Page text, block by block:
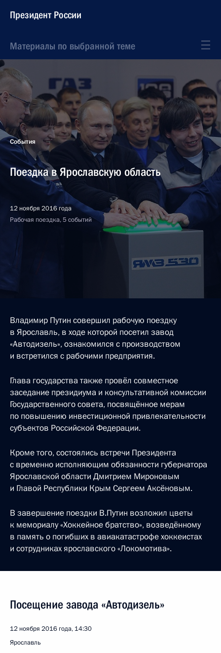
Президент России
Материалы по выбранной теме
События
Поездка в Ярославскую область
12 ноября 2016 года
Рабочая поездка, 5 событий
Владимир Путин совершил рабочую поездку
в Ярославль, в ходе которой посетил завод
«Автодизель», ознакомился с производством
и встретился с рабочими предприятия.
Глава государства также провёл совместное
заседание президиума и консультативной комиссии
Государственного совета, посвящённое мерам
по повышению инвестиционной привлекательности
субъектов Российской Федерации.
Кроме того, состоялись встречи Президента
с временно исполняющим обязанности губернатора
Ярославской области Дмитрием Мироновым
и Главой Республики Крым Сергеем Аксёновым.
В завершение поездки В.Путин возложил цветы
к мемориалу «Хоккейное братство», возведённому
в память о погибших в авиакатастрофе хоккеистах
и сотрудниках ярославского «Локомотива».
Посещение завода «Автодизель»
12 ноября 2016 года, 14:30
Ярославль